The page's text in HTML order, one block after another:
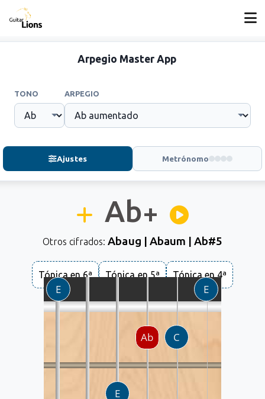
Arpegio Master App
TONO ARPEGIO
Ajustes Metrónomo
Ab+
Otros cifrados:Abaug | Abaum | Ab#5
Tónica en 6ª Tónica en 5ª Tónica en 4ª